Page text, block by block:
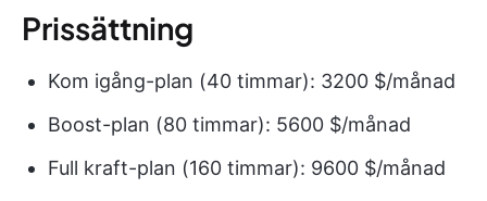
Prissättning
Kom igång-plan (40 timmar): 3200 $/månad
Boost-plan (80 timmar): 5600 $/månad
Full kraft-plan (160 timmar): 9600 $/månad